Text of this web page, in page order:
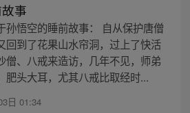
事
孙悟空的睡前故事： 自从保护唐僧
回到了花果山水帘洞，过上了快活
僧、八戒来造访，几年不见，师弟
肥头大耳，尤其八戒比取经时...
日 01:34